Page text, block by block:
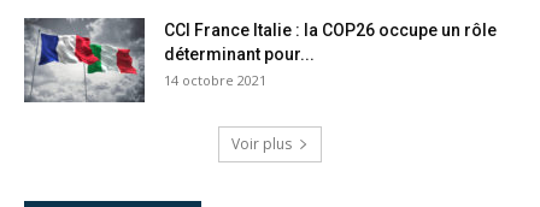
CCI France Italie : la COP26 occupe un rôle
déterminant pour...
14 octobre 2021
Voir plus